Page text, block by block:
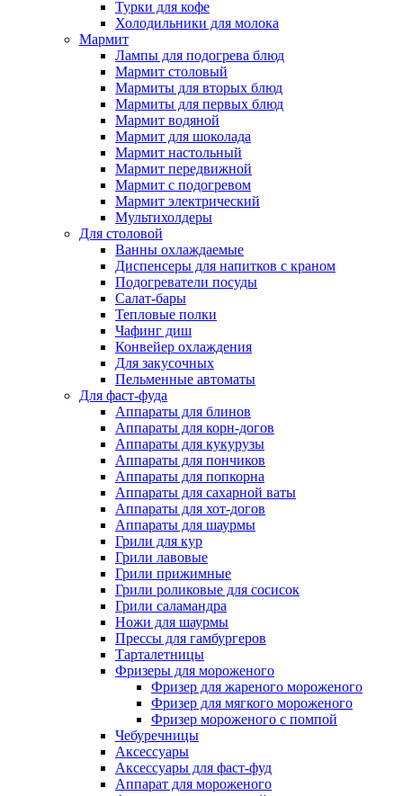
Турки для кофе
Холодильники для молока
Мармит
Лампы для подогрева блюд
Мармит столовый
Мармиты для вторых блюд
Мармиты для первых блюд
Мармит водяной
Мармит для шоколада
Мармит настольный
Мармит передвижной
Мармит с подогревом
Мармит электрический
Мультихолдеры
Для столовой
Ванны охлаждаемые
Диспенсеры для напитков с краном
Подогреватели посуды
Салат-бары
Тепловые полки
Чафинг диш
Конвейер охлаждения
Для закусочных
Пельменные автоматы
Для фаст-фуда
Аппараты для блинов
Аппараты для корн-догов
Аппараты для кукурузы
Аппараты для пончиков
Аппараты для попкорна
Аппараты для сахарной ваты
Аппараты для хот-догов
Аппараты для шаурмы
Грили для кур
Грили лавовые
Грили прижимные
Грили роликовые для сосисок
Грили саламандра
Ножи для шаурмы
Прессы для гамбургеров
Тарталетницы
Фризеры для мороженого
Фризер для жареного мороженого
Фризер для мягкого мороженого
Фризер мороженого с помпой
Чебуречницы
Аксессуары
Аксессуары для фаст-фуд
Аппарат для мороженого